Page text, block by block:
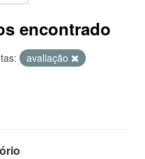
encontrado
avaliação